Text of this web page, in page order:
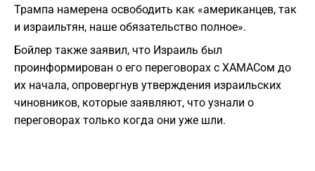
Трампа намерена освободить как «американцев, так
и израильтян, наше обязательство полное».
Бойлер также заявил, что Израиль был
проинформирован о его переговорах с ХАМАСом до
их начала, опровергнув утверждения израильских
чиновников, которые заявляют, что узнали о
переговорах только когда они уже шли.